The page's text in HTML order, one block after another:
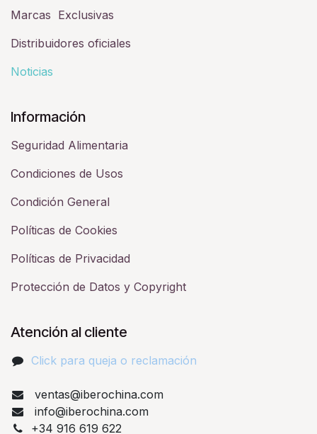
Marcas Exclusivas
Distribuidores oficiales
Noticias
Información
Seguridad Alimentaria
Condiciones de Usos
Condición General
Políticas de Cookies
Políticas de Privacidad
Protección de Datos y Copyright
Atención al cliente
Click para queja o reclamación​
ventas@iberochina.com
info@iberochina.com
+34 916 619 622